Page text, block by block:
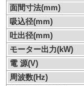
面間寸法(mm)
吸込径(mm)
吐出径(mm)
モーター出力(kW)
電 源(V)
周波数(Hz)